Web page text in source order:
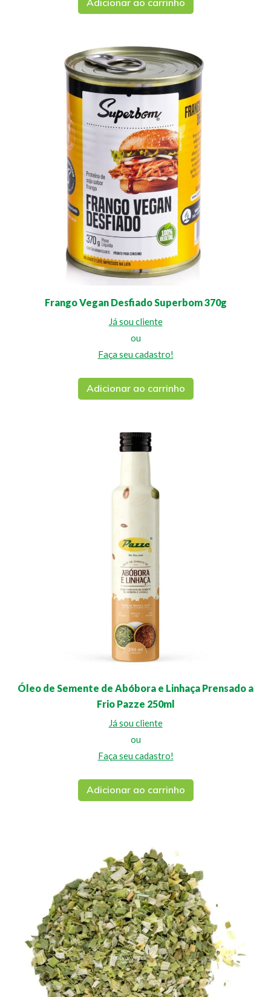
Adicionar ao carrinho
Frango Vegan Desfiado Superbom 370g
Já sou cliente
ou
Faça seu cadastro!
Adicionar ao carrinho
Óleo de Semente de Abóbora e Linhaça Prensado a
Frio Pazze 250ml
Já sou cliente
ou
Faça seu cadastro!
Adicionar ao carrinho